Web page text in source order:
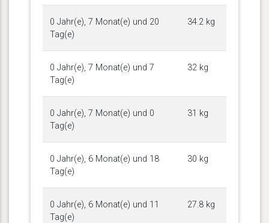
0 Jahr(e), 7 Monat(e) und 20
Tag(e)
34.2 kg
0 Jahr(e), 7 Monat(e) und 7
Tag(e)
32 kg
0 Jahr(e), 7 Monat(e) und 0
Tag(e)
31 kg
0 Jahr(e), 6 Monat(e) und 18
Tag(e)
30 kg
0 Jahr(e), 6 Monat(e) und 11
Tag(e)
27.8 kg